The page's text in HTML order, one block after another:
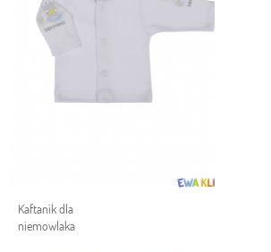
Kaftanik dla
niemowlaka